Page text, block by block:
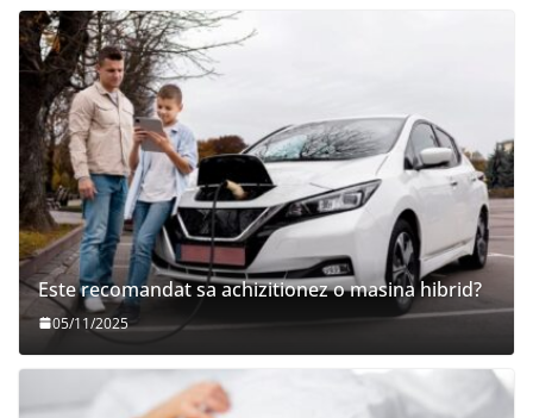
Este recomandat sa achizitionez o masina hibrid?
05/11/2025